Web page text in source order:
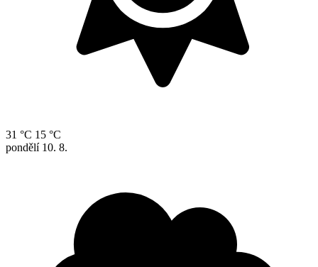
31 °C 15 °C
pondělí 10. 8.